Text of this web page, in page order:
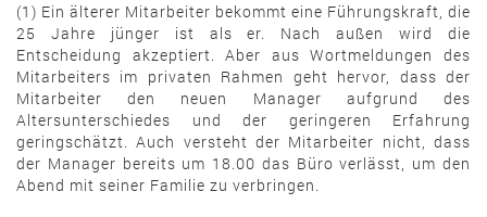
(1) Ein älterer Mitarbeiter bekommt eine Führungskraft, die
25 Jahre jünger ist als er. Nach außen wird die
Entscheidung akzeptiert. Aber aus Wortmeldungen des
Mitarbeiters im privaten Rahmen geht hervor, dass der
Mitarbeiter den neuen Manager aufgrund des
Altersunterschiedes und der geringeren Erfahrung
geringschätzt. Auch versteht der Mitarbeiter nicht, dass
der Manager bereits um 18.00 das Büro verlässt, um den
Abend mit seiner Familie zu verbringen.